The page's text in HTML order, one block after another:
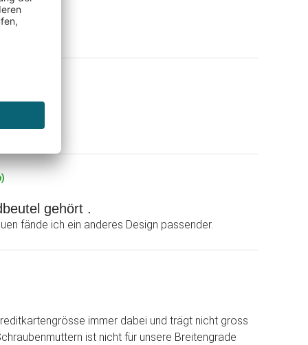
gehört .
fände ich ein anderes Design passender.
immer dabei und trägt nicht gross
ist nicht für unsere Breitengrade